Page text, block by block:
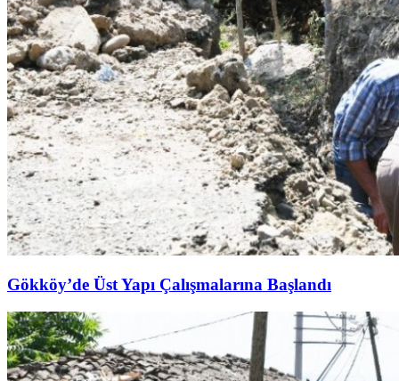
Gökköy’de Üst Yapı Çalışmalarına Başlandı